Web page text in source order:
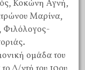
Κοκώνη Αγνή,
Μαρίνα,
Φιλόλογος-
ομάδα του